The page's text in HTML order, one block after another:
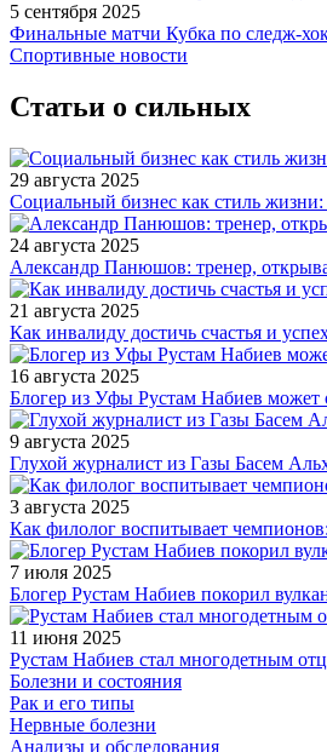
5 сентября 2025
Финальные матчи Кубка по следж-
Спортивные новости
Статьи о сильных
29 августа 2025
Социальный бизнес как стиль
24 августа 2025
Александр Панюшов: тренер,
21 августа 2025
Как инвалиду достичь счастья и
16 августа 2025
Блогер из Уфы Рустам Набиев
9 августа 2025
Глухой журналист из Газы Басем
3 августа 2025
Как филолог воспитывает
7 июля 2025
Блогер Рустам Набиев покорил
11 июня 2025
Рустам Набиев стал многодетным
Болезни и состояния
Рак и его типы
Нервные болезни
Анализы и обследования